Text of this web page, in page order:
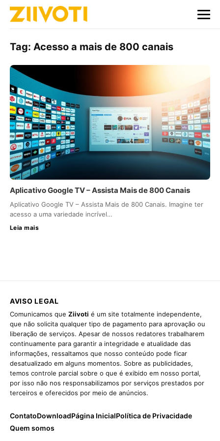
Tag: Acesso a mais de 800 canais
Aplicativo Google TV – Assista Mais de 800 Canais
Aplicativo Google TV – Assista Mais de 800 Canais. Imagine ter
acesso a uma variedade incrível…
Leia mais
AVISO LEGAL
Comunicamos que Ziivoti é um site totalmente independente,
que não solicita qualquer tipo de pagamento para aprovação ou
liberação de serviços. Apesar de nossos redatores trabalharem
continuamente para garantir a integridade e atualidade das
informações, ressaltamos que nosso conteúdo pode ficar
desatualizado em alguns momentos. Sobre as publicidades,
temos controle parcial sobre o que é exibido em nosso portal,
por isso não nos responsabilizamos por serviços prestados por
terceiros e oferecidos por meio de anúncios.
ContatoDownloadPágina InicialPolítica de Privacidade
Quem somos